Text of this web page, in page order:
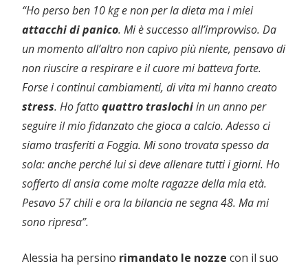
“Ho perso ben 10 kg e non per la dieta ma i miei
attacchidipanico. Mi è successo all’improvviso. Da
un momento all’altro non capivo più niente, pensavo di
non riuscire a respirare e il cuore mi batteva forte.
Forse i continui cambiamenti, di vita mi hanno creato
stress. Ho fattoquattrotraslochiin un anno per
seguire il mio fidanzato che gioca a calcio. Adesso ci
siamo trasferiti a Foggia. Mi sono trovata spesso da
sola: anche perché lui si deve allenare tutti i giorni. Ho
sofferto di ansia come molte ragazze della mia età.
Pesavo 57 chili e ora la bilancia ne segna 48. Ma mi
sono ripresa”.
Alessia ha persino rimandato le nozze con il suo